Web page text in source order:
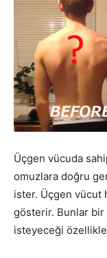
Üçgen vücuda
omuzlara doğru
ister. Üçgen vücut
gösterir. Bunlar
isteyeceği